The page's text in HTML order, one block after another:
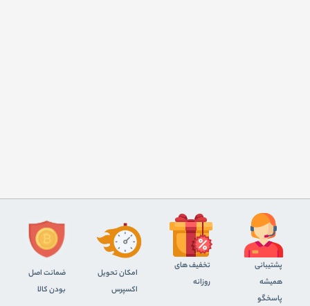
پشتیبانی
همیشه
پاسخگو
تخفیف های
روزانه
اﻣﮑﺎن ﺗﺤﻮﯾﻞ
اﮐﺴﭙﺮس
ضمانت اصل
بودن کالا